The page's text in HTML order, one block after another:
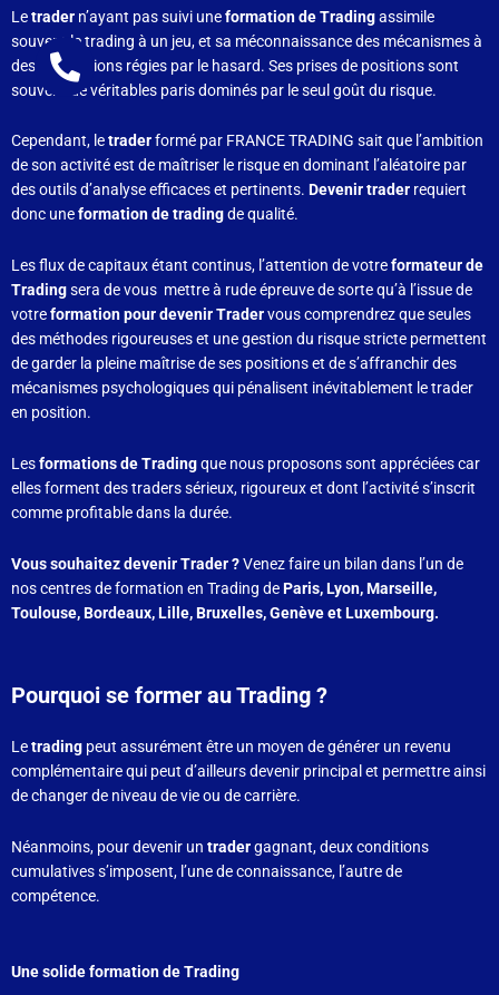
Letrader n’ayant pas suivi uneformation de Tradingassimile
souvent le trading à un jeu, et sa méconnaissance des mécanismes à
des fluctuations régies par le hasard. Ses prises de positions sont
souvent de véritables paris dominés par le seul goût du risque.
Cependant, letraderformé par FRANCE TRADING sait que l’ambition
de son activité est de maîtriser le risque en dominant l’aléatoire par
des outils d’analyse efficaces et pertinents. Devenir trader requiert
donc uneformation de tradingde qualité.
Les flux de capitaux étant continus, l’attention de votreformateur de
Tradingsera de vous mettre à rude épreuve de sorte qu’à l’issue de
votreformation pour devenir Tradervous comprendrez que seules
des méthodes rigoureuses et une gestion du risque stricte permettent
de garder la pleine maîtrise de ses positions et de s’affranchir des
mécanismes psychologiques qui pénalisent inévitablement le trader
en position.
Lesformations de Tradingque nous proposons sont appréciées car
elles forment des traders sérieux, rigoureux et dont l’activité s’inscrit
comme profitable dans la durée.
Vous souhaitez devenir Trader ?Venez faire un bilan dans l’un de
nos centres de formation en Trading deParis, Lyon, Marseille,
Toulouse, Bordeaux, Lille, Bruxelles, Genève et Luxembourg.
Pourquoi se former au Trading ?
Letrading peut assurément être un moyen de générer un revenu
complémentaire qui peut d’ailleurs devenir principal et permettre ainsi
de changer de niveau de vie ou de carrière.
Néanmoins, pour devenir un tradergagnant, deux conditions
cumulatives s’imposent, l’une de connaissance, l’autre de
compétence.
Une solide formation de Trading